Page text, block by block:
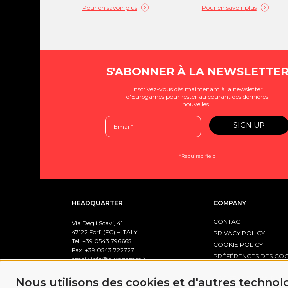
Nous utilisons des cookies et d'autres
Pour en savoir plus Pour en savoir plus
S'ABONNER À LA NEWSLETTER
Inscrivez-vous dès maintenant à la newsletter
d'Eurogames pour rester au courant des dernières
nouvelles !
*Required field
HEADQUARTER
Via Degli Scavi, 41
47122 Forlì (FC) – ITALY
Tel. +39 0543 796665
Fax. +39 0543 722727
email:info@eurogames.it
BUSINESS HOURS
COMPANY
CONTACT
PRIVACY POLICY
COOKIE POLICY
PRÉFÉRENCES DES
POR FESR EMILIA-